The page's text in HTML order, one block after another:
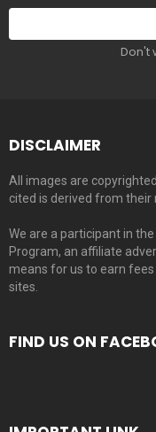
Don't
DISCLAIMER
All images are
cited is derived from their
We are a participant in
Program, an affiliate
means for us to earn
sites.
FIND US ON